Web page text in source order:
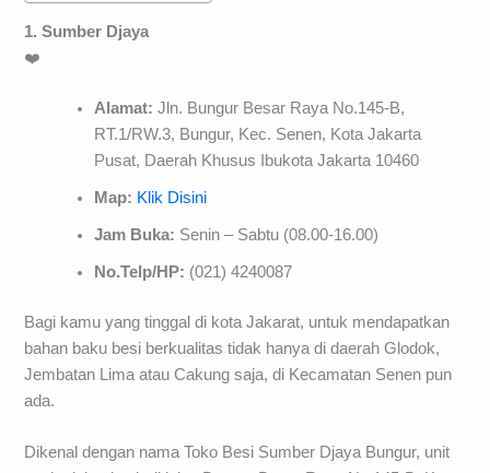
1. Sumber Djaya
❤️
Alamat: Jln. Bungur Besar Raya No.145-B,
RT.1/RW.3, Bungur, Kec. Senen, Kota Jakarta
Pusat, Daerah Khusus Ibukota Jakarta 10460
Map: Klik Disini
Jam Buka: Senin – Sabtu (08.00-16.00)
No.Telp/HP: (021) 4240087
Bagi kamu yang tinggal di kota Jakarat, untuk mendapatkan
bahan baku besi berkualitas tidak hanya di daerah Glodok,
Jembatan Lima atau Cakung saja, di Kecamatan Senen pun
ada.
Dikenal dengan nama Toko Besi Sumber Djaya Bungur, unit